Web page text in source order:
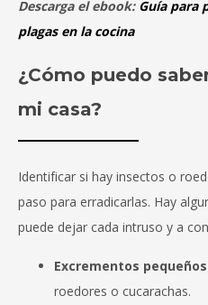
Descarga el ebook: Guía para
plagas en la cocina
¿Cómo puedo
mi casa?
Identificar si hay insectos o
paso para erradicarlas. Hay
puede dejar cada intruso y a
Excrementos
roedores o cucarachas.